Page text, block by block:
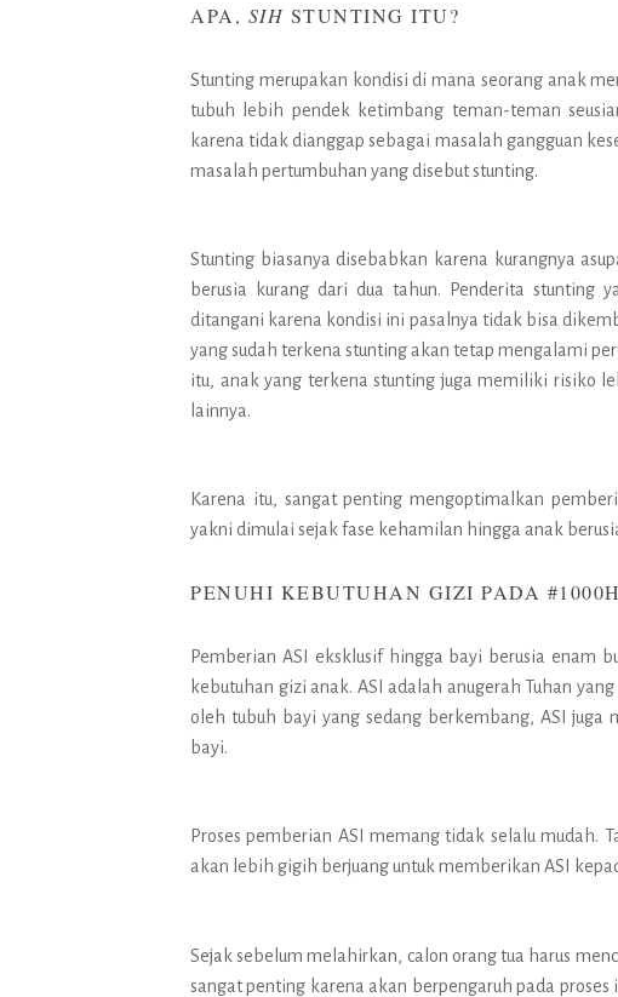
APA, SIH STUNTING ITU?
Stunting merupakan kondisi di mana seorang anak
tubuh lebih pendek ketimbang teman-teman
karena tidak dianggap sebagai masalah gangguan
masalah pertumbuhan yang disebut stunting.
Stunting biasanya disebabkan karena kurangnya
berusia kurang dari dua tahun. Penderita stunting
ditangani karena kondisi ini pasalnya tidak bisa
yang sudah terkena stunting akan tetap mengalami
itu, anak yang terkena stunting juga memiliki risiko
lainnya.
Karena itu, sangat penting mengoptimalkan
yakni dimulai sejak fase kehamilan hingga anak
PENUHI KEBUTUHAN GIZI PADA
Pemberian ASI eksklusif hingga bayi berusia enam
kebutuhan gizi anak. ASI adalah anugerah Tuhan
oleh tubuh bayi yang sedang berkembang, ASI
bayi.
Proses pemberian ASI memang tidak selalu mudah.
akan lebih gigih berjuang untuk memberikan ASI
Sejak sebelum melahirkan, calon orang tua harus
sangat penting karena akan berpengaruh pada